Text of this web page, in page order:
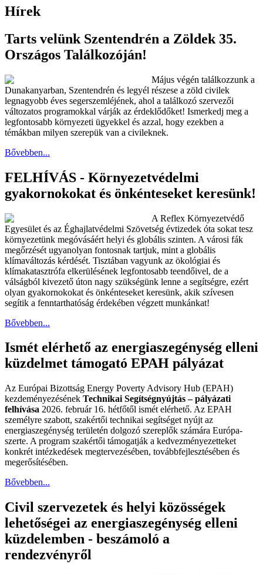
Hírek
Tarts velünk Szentendrén a Zöldek 35.
Országos Találkozóján!
Május végén találkozzunk a
Dunakanyarban, Szentendrén és legyél részese a zöld civilek
legnagyobb éves segerszemléjének, ahol a találkozó szervezői
változatos programokkal várják az érdeklődőket! Ismerkedj meg a
legfontosabb környezeti ügyekkel és azzal, hogy ezekben a
témákban milyen szerepük van a civileknek.
Bővebben...
FELHÍVÁS - Környezetvédelmi
gyakornokokat és önkénteseket keresünk!
A Reflex Környezetvédő
Egyesület és az Éghajlatvédelmi Szövetség évtizedek óta sokat tesz
környezetünk megóvásáért helyi és globális szinten. A városi fák
megőrzését ugyanolyan fontosnak tartjuk, mint a globális
klímaváltozás kérdését. Tisztában vagyunk az ökológiai és
klímakatasztrófa elkerülésének legfontosabb teendőivel, de a
válságból kivezető úton nagy szükségünk lenne a segítségre, ezért
olyan gyakornokokat és önkénteseket keresünk, akik szívesen
segítik a fenntarthatóság érdekében végzett munkánkat!
Bővebben...
Ismét elérhető az energiaszegénység elleni
küzdelmet támogató EPAH pályázat
Az Európai Bizottság Energy Poverty Advisory Hub (EPAH)
kezdeményezésének Technikai Segítségnyújtás – pályázati
felhívása 2026. február 16. hétfőtől ismét elérhető. Az EPAH
személyre szabott, szakértői technikai segítséget nyújt az
energiaszegénység területén dolgozó szereplők számára Európa-
szerte. A program szakértői támogatják a kedvezményezetteket
konkrét intézkedések megtervezésében, továbbfejlesztésében és
megerősítésében.
Bővebben...
Civil szervezetek és helyi közösségek
lehetőségei az energiaszegénység elleni
küzdelemben - beszámoló a
rendezvényről